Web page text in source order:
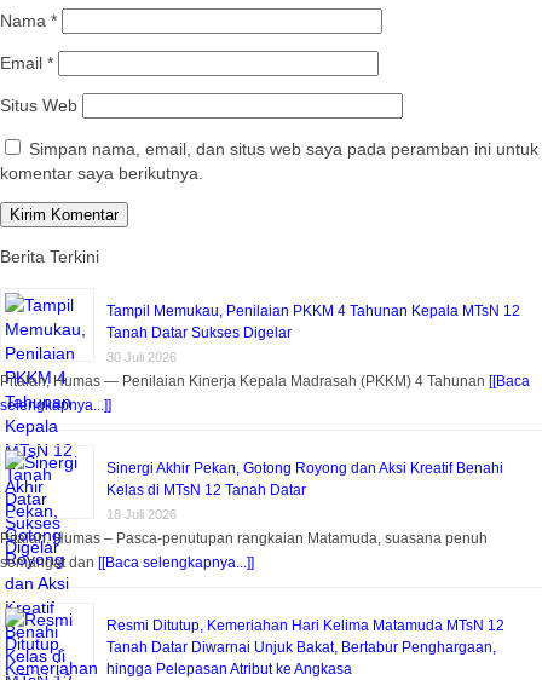
Nama *
Email *
Situs Web
Simpan nama, email, dan situs web saya pada peramban ini untuk
komentar saya berikutnya.
Berita Terkini
Tampil Memukau, Penilaian PKKM 4 Tahunan Kepala MTsN 12
Tanah Datar Sukses Digelar
30 Juli 2026
Pitalah, Humas — Penilaian Kinerja Kepala Madrasah (PKKM) 4 Tahunan [[Baca
selengkapnya...]]
Sinergi Akhir Pekan, Gotong Royong dan Aksi Kreatif Benahi
Kelas di MTsN 12 Tanah Datar
18 Juli 2026
Pitalah, Humas – Pasca-penutupan rangkaian Matamuda, suasana penuh
semangat dan [[Baca selengkapnya...]]
Resmi Ditutup, Kemeriahan Hari Kelima Matamuda MTsN 12
Tanah Datar Diwarnai Unjuk Bakat, Bertabur Penghargaan,
hingga Pelepasan Atribut ke Angkasa